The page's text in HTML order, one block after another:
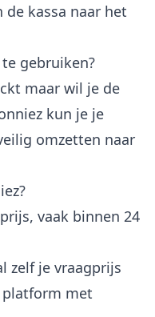
kassa naar het
gebruiken?
maar wil je de
kun je je
omzetten naar
vaak binnen 24
zelf je vraagprijs
met